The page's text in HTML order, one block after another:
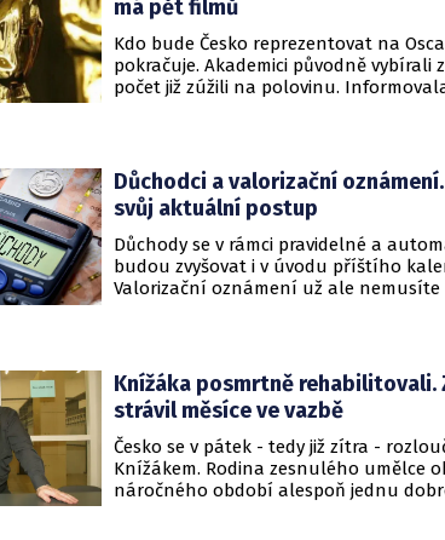
má pět filmů
Kdo bude Česko reprezentovat na
pokračuje. Akademici původně vybírali
počet již zúžili na polovinu.
Důchodci a valorizační
svůj aktuální postup
Důchody se v rámci pravidelné a
budou zvyšovat i v úvodu příštího
Valorizační oznámení už ale
Knížáka posmrtně rehabilitovali.
strávil měsíce ve vazbě
Česko se v pátek - tedy již zítra -
Knížákem. Rodina zesnulého umělce
náročného období alespoň jednu